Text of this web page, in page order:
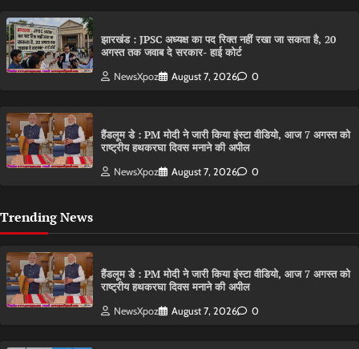
झारखंड : JPSC अध्यक्ष का पद रिक्त नहीं रखा जा सकता है, 20
अगस्त तक जवाब दे सरकार- हाई कोर्ट
NewsXpoz August 7, 2026 0
हैंडलूम डे : PM मोदी ने जारी किया इंस्टा वीडियो, आज 7 अगस्त को
राष्ट्रीय हथकरघा दिवस मनाने की अपील
NewsXpoz August 7, 2026 0
Trending News
हैंडलूम डे : PM मोदी ने जारी किया इंस्टा वीडियो, आज 7 अगस्त को
राष्ट्रीय हथकरघा दिवस मनाने की अपील
NewsXpoz August 7, 2026 0